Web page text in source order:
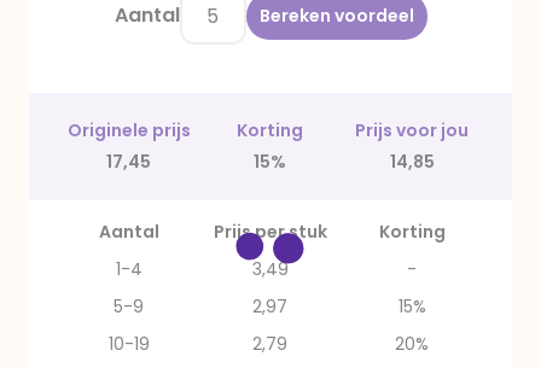
Aantal Bereken voordeel
Originele prijs Korting
Prijs voor jou
17,45
15% 14,85
Aantal Prijs per stuk
Korting
1-4
3,49
-
5-9
2,97
15%
10-19
2,79
20%